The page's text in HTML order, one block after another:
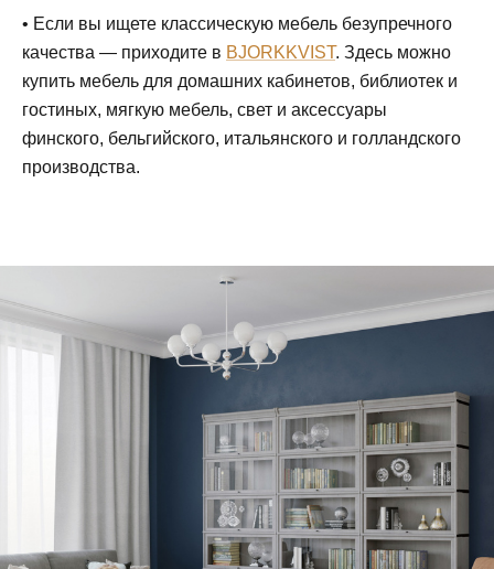
• Если вы ищете классическую мебель безупречного
качества — приходите в BJORKKVIST. Здесь можно
купить мебель для домашних кабинетов, библиотек и
гостиных, мягкую мебель, свет и аксессуары
финского, бельгийского, итальянского и голландского
производства.